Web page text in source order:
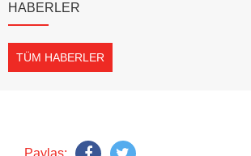
HABERLER
TÜM HABERLER